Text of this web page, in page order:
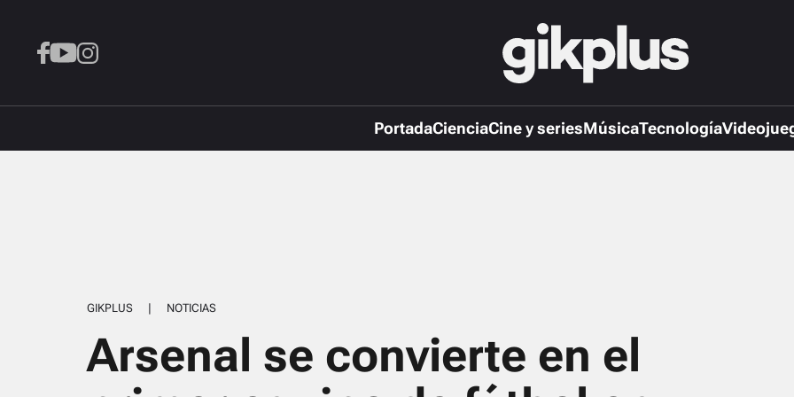
PortadaCienciaCine y seriesMúsicaTecnología
GIKPLUS | NOTICIAS
Arsenal se convierte en el